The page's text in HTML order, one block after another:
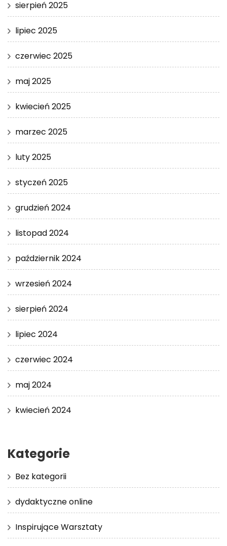
sierpień 2025
lipiec 2025
czerwiec 2025
maj 2025
kwiecień 2025
marzec 2025
luty 2025
styczeń 2025
grudzień 2024
listopad 2024
październik 2024
wrzesień 2024
sierpień 2024
lipiec 2024
czerwiec 2024
maj 2024
kwiecień 2024
Kategorie
Bez kategorii
dydaktyczne online
Inspirujące Warsztaty